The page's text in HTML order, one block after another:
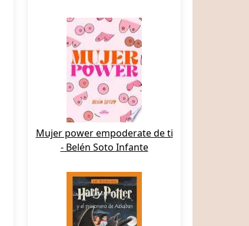
Mujer power empoderate de ti
- Belén Soto Infante